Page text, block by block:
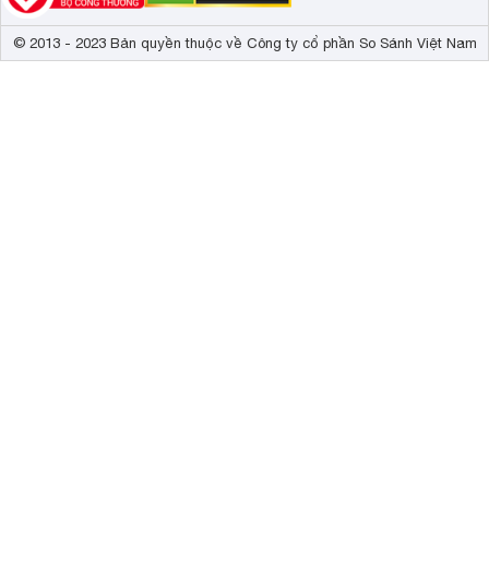
© 2013 - 2023 Bản quyền thuộc về Công ty cổ phần So Sánh Việt Nam